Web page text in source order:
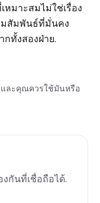
มาะสมไม่ใช่เรื่อง
มสัมพันธ์ที่มั่นคง
ทั้งสองฝ่าย.
และคุณควรใช้มันหรือ
กันที่เชื่อถือได้.